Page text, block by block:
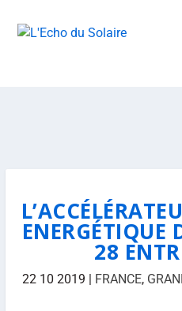
ENERGÉTIQUE
28
22 10 2019 | FRANCE,